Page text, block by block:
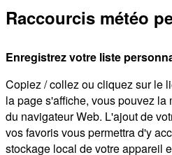
Raccourcis météo
Enregistrez votre liste
Copiez / collez ou cliquez sur le
la page s'affiche, vous pouvez la
du navigateur Web. L'ajout de
vos favoris vous permettra d'y
stockage local de votre appareil